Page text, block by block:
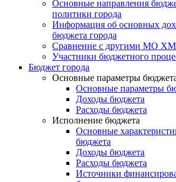
Основные направления
политики города
Информация об основных
бюджета города
Сравнение с другими МО
Участники бюджетного
Бюджет города
Основные параметры
Основные параметры
Доходы бюджета
Расходы бюджета
Исполнение бюджета
Основные
бюджета
Доходы бюджета
Расходы бюджета
Источники